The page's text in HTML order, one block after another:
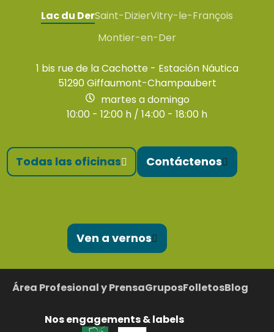
Lac du DerSaint-DizierVitry-le-François
Montier-en-Der
1 bis rue de la Cachotte - Estación Náutica
51290 Giffaumont-Champaubert
martes a domingo
10:00 - 12:00 h / 14:00 - 18:00 h
Todas las oficinas Contáctenos
Ven a vernos
Área Profesional y PrensaGruposFolletosBlog
Nos engagements & labels